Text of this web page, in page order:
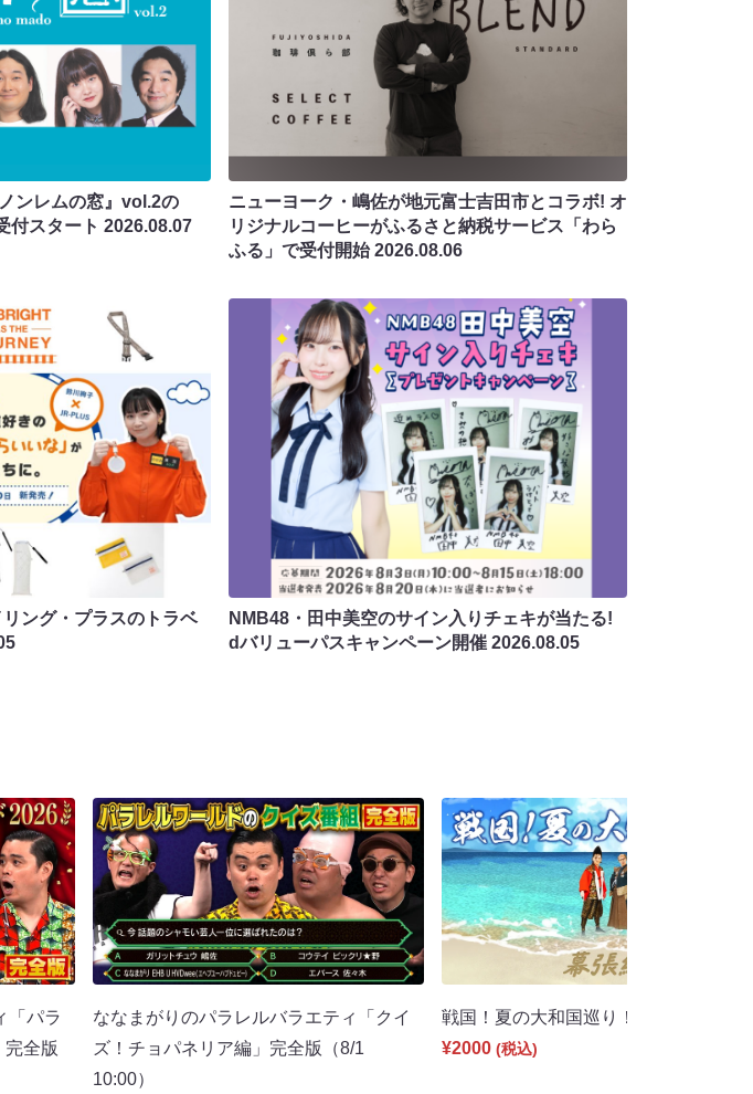
ンレムの窓』vol.2の
付スタート2026.08.07
ニューヨーク・嶋佐が地元富士吉田市とコラボ! オ
リジナルコーヒーがふるさと納税サービス「わら
ふる」で受付開始2026.08.06
ング・プラスのトラベ
NMB48・田中美空のサイン入りチェキが当たる!
dバリューパスキャンペーン開催 2026.08.05
「パラ
全版
ななまがりのパラレルバラエティ「クイ
ズ！チョパネリア編」完全版（8/1
10:00）
戦国！夏の大和国巡り！（8/2 18:30
¥2000 (税込)